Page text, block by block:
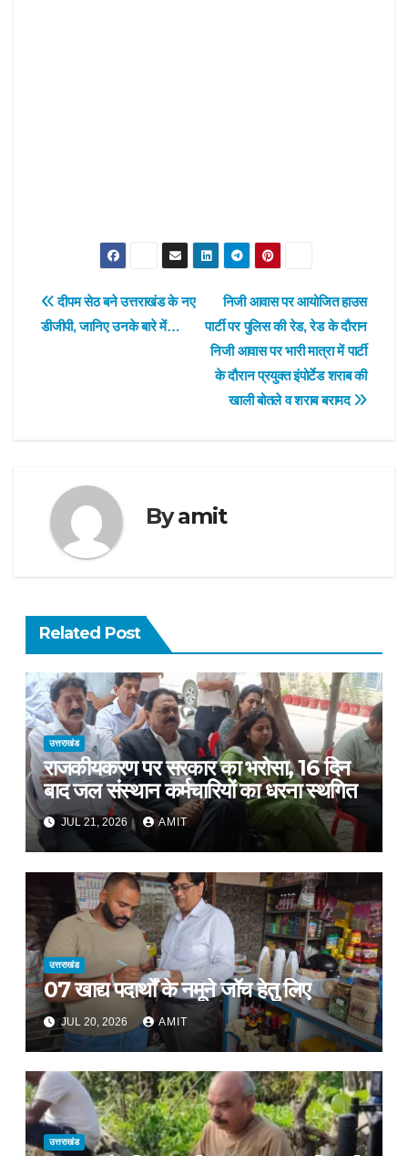
Post
navigation
निजी आवास पर आयोजित हाउस
पार्टी पर पुलिस की रेड, रेड के दौरान
निजी आवास पर भारी मात्रा में पार्टी
के दौरान प्रयुक्त इंपोर्टेड शराब की
खाली बोतले व शराब बरामद
दीपम सेठ बने उत्तराखंड के नए
डीजीपी, जानिए उनके बारे में…
Byamit
Related Post
उत्तराखंड
राजकीयकरण पर सरकार का भरोसा, 16 दिन
बाद जल संस्थान कर्मचारियों का धरना स्थगित
JUL 21, 2026 AMIT
उत्तराखंड
07 खाद्य पदार्थों के नमूने जॉच हेतु लिए
JUL 20, 2026 AMIT
उत्तराखंड